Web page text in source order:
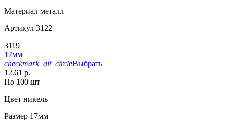
Материал металл
Артикул 3122
3119
17мм
checkmark_alt_circleВыбрать
12.61 р.
По 100 шт
Цвет никель
Размер 17мм